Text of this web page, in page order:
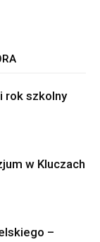
rok szkolny
w Kluczach
–